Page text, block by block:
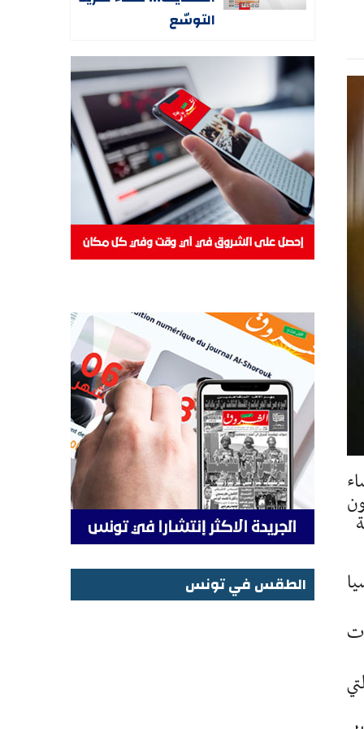
التوسّع
الطقس في تونس